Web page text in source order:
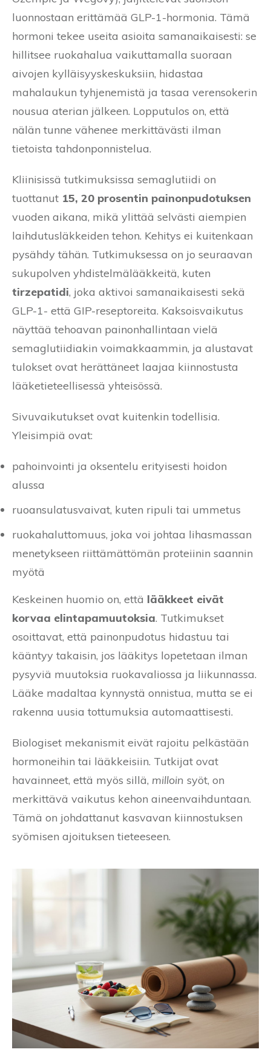
luonnostaan erittämää GLP-1-hormonia. Tämä
hormoni tekee useita asioita samanaikaisesti: se
hillitsee ruokahalua vaikuttamalla suoraan
aivojen kylläisyyskeskuksiin, hidastaa
mahalaukun tyhjenemistä ja tasaa verensokerin
nousua aterian jälkeen. Lopputulos on, että
nälän tunne vähenee merkittävästi ilman
tietoista tahdonponnistelua.
Kliinisissä tutkimuksissa semaglutiidi on
tuottanut 15, 20 prosentin painonpudotuksen
vuoden aikana, mikä ylittää selvästi aiempien
laihdutusläkkeiden tehon. Kehitys ei kuitenkaan
pysähdy tähän. Tutkimuksessa on jo seuraavan
sukupolven yhdistelmälääkkeitä, kuten
tirzepatidi, joka aktivoi samanaikaisesti sekä
GLP-1- että GIP-reseptoreita. Kaksoisvaikutus
näyttää tehoavan painonhallintaan vielä
semaglutiidiakin voimakkaammin, ja alustavat
tulokset ovat herättäneet laajaa kiinnostusta
lääketieteellisessä yhteisössä.
Sivuvaikutukset ovat kuitenkin todellisia.
Yleisimpiä ovat:
pahoinvointi ja oksentelu erityisesti hoidon
alussa
ruoansulatusvaivat, kuten ripuli tai ummetus
ruokahaluttomuus, joka voi johtaa lihasmassan
menetykseen riittämättömän proteiinin saannin
myötä
Keskeinen huomio on, että lääkkeet eivät
korvaa elintapamuutoksia. Tutkimukset
osoittavat, että painonpudotus hidastuu tai
kääntyy takaisin, jos lääkitys lopetetaan ilman
pysyviä muutoksia ruokavaliossa ja liikunnassa.
Lääke madaltaa kynnystä onnistua, mutta se ei
rakenna uusia tottumuksia automaattisesti.
Biologiset mekanismit eivät rajoitu pelkästään
hormoneihin tai lääkkeisiin. Tutkijat ovat
havainneet, että myös sillä, milloin syöt, on
merkittävä vaikutus kehon aineenvaihduntaan.
Tämä on johdattanut kasvavan kiinnostuksen
syömisen ajoituksen tieteeseen.